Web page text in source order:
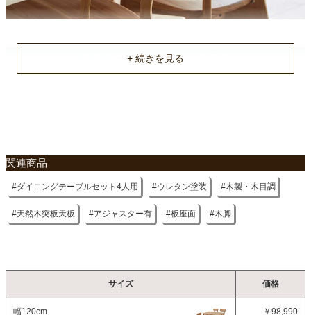
関連商品
ダイニングテーブルセット4人用 ウレタン塗装 木製・木目調
天然木突板天板 アジャスター有 板座面 木脚
サイズ 価格
幅120cm ￥98,990